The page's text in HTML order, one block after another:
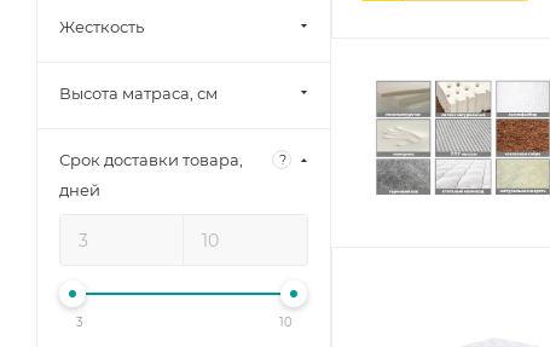
Жесткость
Высота матраса, см
Срок доставки товара,
дней
?
3 10